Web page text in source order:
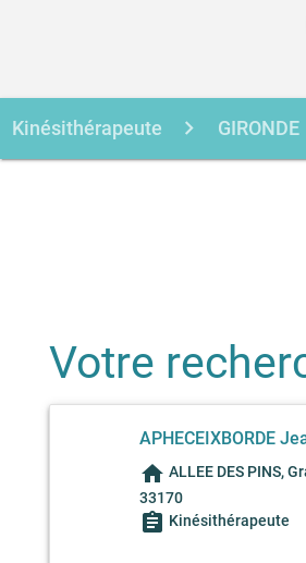
Kinésithérapeute GIRONDE
Votre
APHECEIXBORDE
home ALLEE DES PINS,
33170
assignment Kinésithérapeute